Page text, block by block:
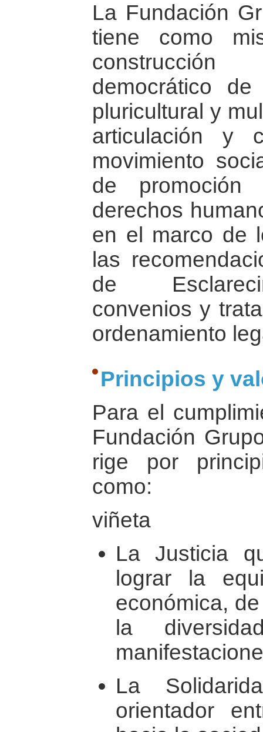
La Fundación
tiene como
democrático de
pluricultural y
articulación y
movimiento
de
derechos
en el marco de
las
de
convenios y
ordenamiento
Principios y
Para el
Fundación
rige por
como:
viñeta
La Justicia
lograr la
económica,
la
La
orientador